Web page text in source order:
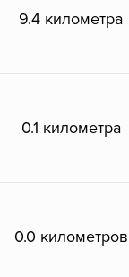
9.4 километра
0.1 километра
0.0 километров